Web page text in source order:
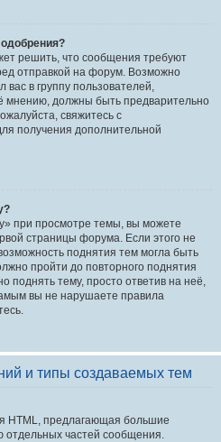
решить, что сообщения требуют
отправкой на форум. Возможно
вас в группу пользователей,
мнению, должны быть предварительно
свяжитесь с
получения дополнительной
при просмотре темы, вы можете
страницы форума. Если этого не
поднятия тем могла быть
пройти до повторного поднятия
тему, просто ответив на неё,
вы не нарушаете правила
и типы создаваемых тем
HTML, предлагающая большие
частей сообщения.